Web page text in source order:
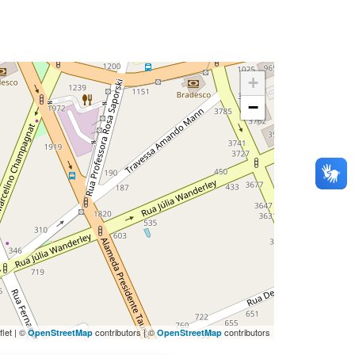
+
−
| ©OpenStreetMap contributors | ©OpenStreetMap contributors